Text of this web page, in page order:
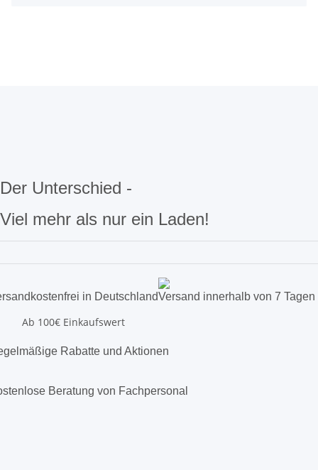
Der Unterschied -
Viel mehr als nur ein Laden!
in Deutschland
Ab 100€ Einkaufswert
Versand innerhalb von 7 Tagen
Rabatte und Aktionen
Beratung von Fachpersonal